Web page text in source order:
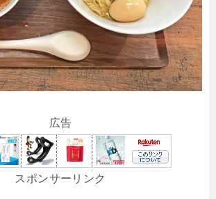
広告
スポンサーリンク